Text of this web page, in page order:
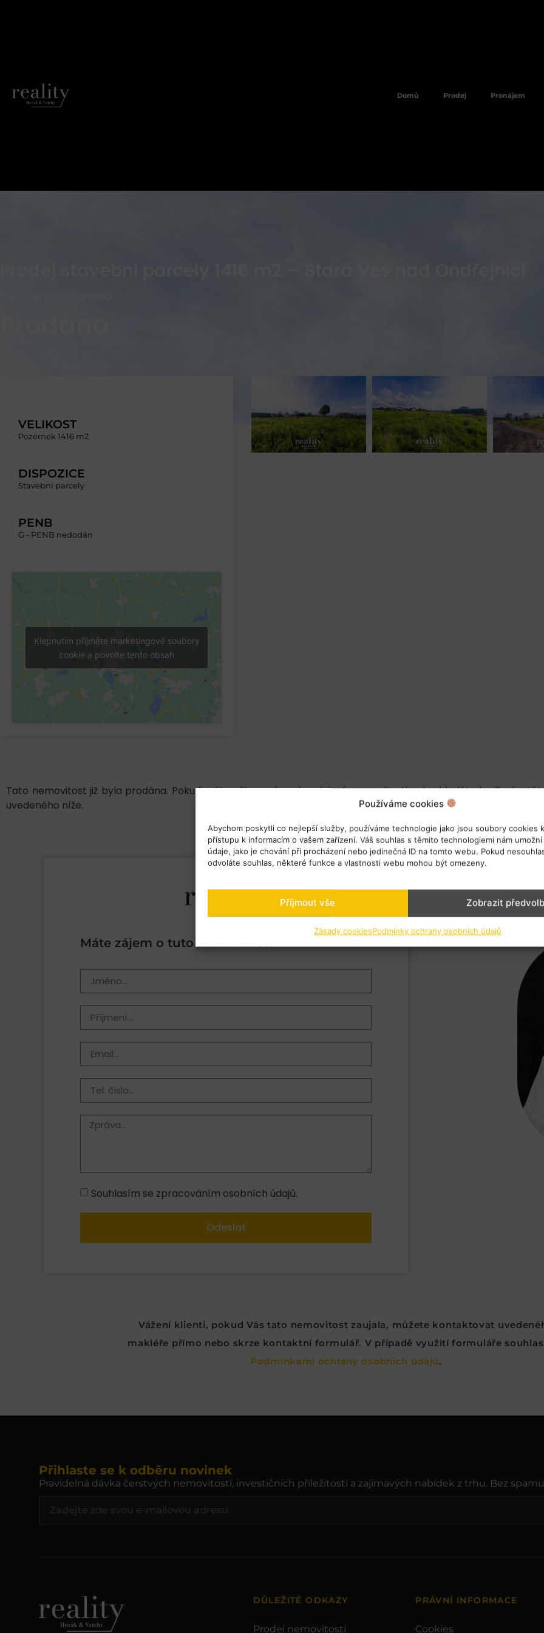
Používáme cookies
Abychom poskytli co nejlepší služby, používáme technologie jako jsou soubory cookies
přístupu k informacím o vašem zařízení. Váš souhlas s těmito technologiemi nám umožní
údaje, jako je chování při procházení nebo jedinečná ID na tomto webu. Pokud
odvoláte souhlas, některé funkce a vlastnosti webu mohou být omezeny.
Příjmout vše Zobrazit
Zásady cookiesPodmínky ochrany osobních údajů
Domů Prodej Pronájem
VELIKOST
Pozemek 1416 m2
DISPOZICE
Stavební parcely
PENB
G - PENB nedodán
Klepnutím přijměte marketingové soubory
cookie a povolte tento obsah
Tato nemovitost již byla prodána. Pokud máte zájem o koupi podobné nemovitosti nebo hledáte bydlení v
uvedeného níže.
Máte zájem o tuto nemovitost?
Souhlasím se zpracováním osobních údajů.
Odeslat
Vážení klienti, pokud Vás tato nemovitost zaujala, můžete kontaktovat
makléře přímo nebo skrze kontaktní formulář. V případě využití formuláře
Podmínkami ochrany osobních údajů.
Přihlaste se k odběru novinek
Pravidelná dávka čerstvých nemovitostí, investičních příležitostí a zajímavých nabídek z trhu. Bez
DŮLEŽITÉ ODKAZY
Prodej nemovitostí
PRÁVNÍ INFORMACE
Cookies